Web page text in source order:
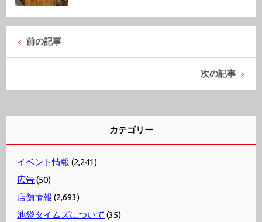
前の記事
次の記事
カテゴリー
イベント情報 (2,241)
広告(50)
店舗情報 (2,693)
池袋タイムズについて (35)